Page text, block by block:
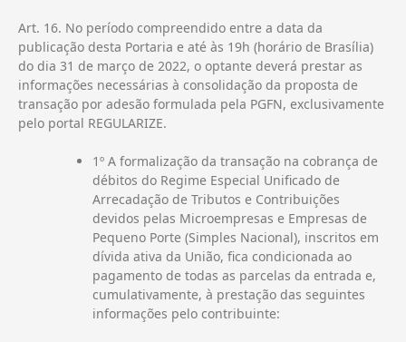
Art. 16. No período compreendido entre a data da
publicação desta Portaria e até às 19h (horário de Brasília)
do dia 31 de março de 2022, o optante deverá prestar as
informações necessárias à consolidação da proposta de
transação por adesão formulada pela PGFN, exclusivamente
pelo portal REGULARIZE.
1º A formalização da transação na cobrança de
débitos do Regime Especial Unificado de
Arrecadação de Tributos e Contribuições
devidos pelas Microempresas e Empresas de
Pequeno Porte (Simples Nacional), inscritos em
dívida ativa da União, fica condicionada ao
pagamento de todas as parcelas da entrada e,
cumulativamente, à prestação das seguintes
informações pelo contribuinte: